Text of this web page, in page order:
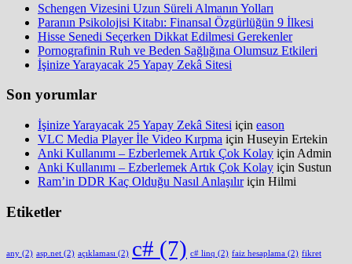
Schengen Vizesini Uzun Süreli Almanın Yolları
Paranın Psikolojisi Kitabı: Finansal Özgürlüğün 9 İlkesi
Hisse Senedi Seçerken Dikkat Edilmesi Gerekenler
Pornografinin Ruh ve Beden Sağlığına Olumsuz Etkileri
İşinize Yarayacak 25 Yapay Zekâ Sitesi
Son yorumlar
İşinize Yarayacak 25 Yapay Zekâ Sitesi için eason
VLC Media Player İle Video Kırpma için Huseyin Ertekin
Anki Kullanımı – Ezberlemek Artık Çok Kolay için Admin
Anki Kullanımı – Ezberlemek Artık Çok Kolay için Sustun
Ram’in DDR Kaç Olduğu Nasıl Anlaşılıriçin Hilmi
Etiketler
any (2) asp.net (2) açıklaması (2) c# (7) c# linq (2) faiz hesaplama (2) fikret